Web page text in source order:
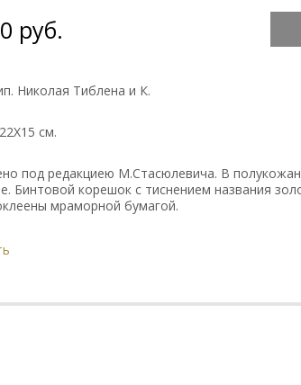
руб.
Николая Тиблена и К.
см.
под редакциею М.Стасюлевича. В
Бинтовой корешок с тиснением названия
мраморной бумагой.